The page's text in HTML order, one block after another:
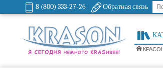
8 (800) 333-27-26 Обратная связь